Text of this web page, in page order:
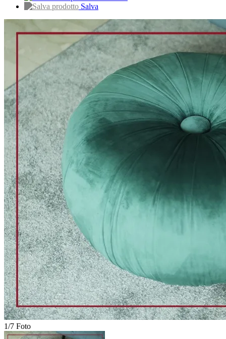
Salva
1/7 Foto